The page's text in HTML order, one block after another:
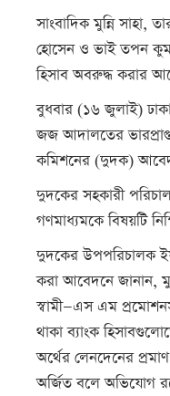
সাংবাদিক মুন্নি সাহা,
হোসেন ও ভাই তপন
হিসাব অবরুদ্ধ করার
বুধবার (১৬ জুলাই)
জজ আদালতের ভারপ্রাপ্ত
কমিশনের (দুদক)
দুদকের সহকারী
গণমাধ্যমকে বিষয়টি
দুদকের উপপরিচালক
করা আবেদনে জানান,
স্বামী—এস এম
থাকা ব্যাংক
অর্থের লেনদেনের
অর্জিত বলে অভিযোগ